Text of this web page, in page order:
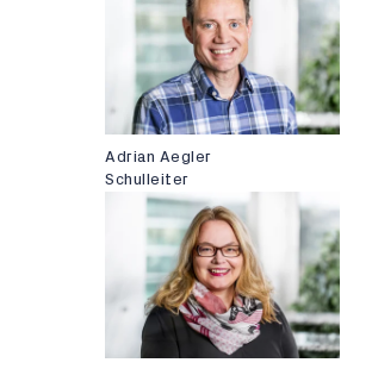
Adrian Aegler
Schulleiter